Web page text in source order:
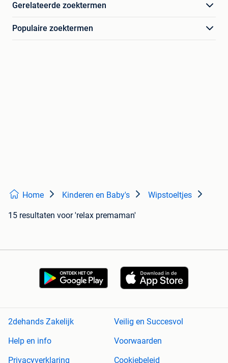
Gerelateerde zoektermen
Populaire zoektermen
Home Kinderen en Baby's Wipstoeltjes
15 resultaten voor 'relax premaman'
2dehands Zakelijk
Veilig en Succesvol
Help en info
Voorwaarden
Privacyverklaring
Cookiebeleid